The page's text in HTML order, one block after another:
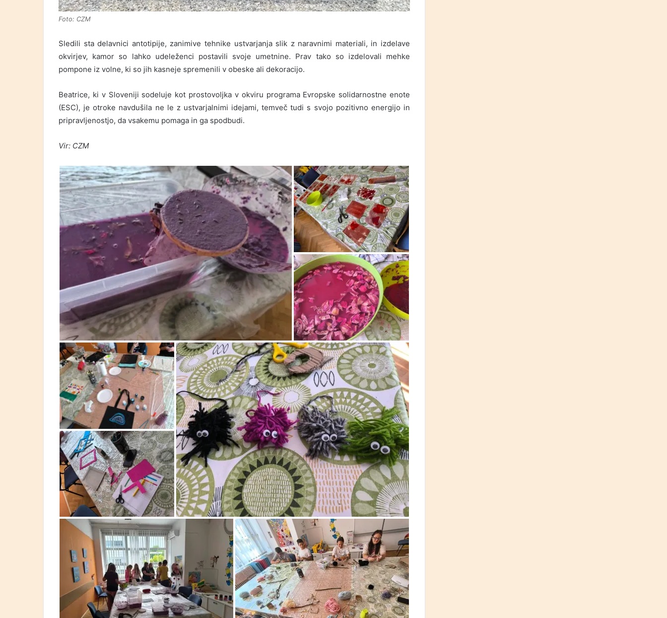
Foto: CZM
Sledili sta delavnici antotipije, zanimive tehnike ustvarjanja slik z naravnimi materiali, in izdelave
okvirjev, kamor so lahko udeleženci postavili svoje umetnine. Prav tako so izdelovali mehke
pompone iz volne, ki so jih kasneje spremenili v obeske ali dekoracijo.
Beatrice, ki v Sloveniji sodeluje kot prostovoljka v okviru programa Evropske solidarnostne enote
(ESC), je otroke navdušila ne le z ustvarjalnimi idejami, temveč tudi s svojo pozitivno energijo in
pripravljenostjo, da vsakemu pomaga in ga spodbudi.
Vir: CZM